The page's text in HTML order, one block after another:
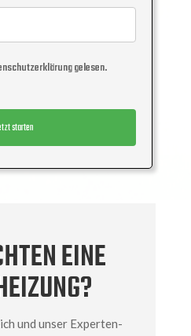
gelesen.
EINE
und unser Experten-